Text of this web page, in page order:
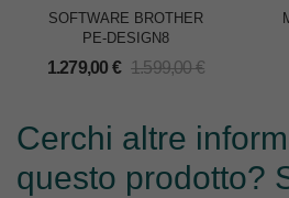
SOFTWARE BROTHER
PE-DESIGN8
1.279,00 € 1.599,00€
Cerchi altre
questo prodotto?